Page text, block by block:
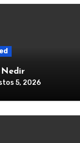
Nedir
5, 2026